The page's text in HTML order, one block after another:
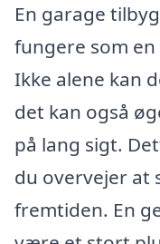
En garage
fungere som
Ikke alene kan
det kan også
på lang sigt.
du overvejer at
fremtiden. En